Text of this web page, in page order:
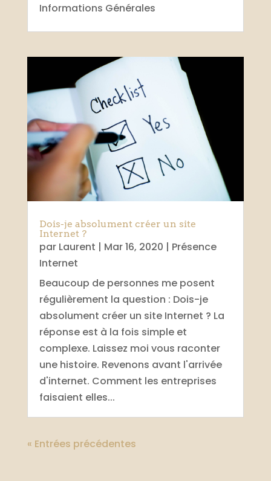
Informations Générales
Dois-je absolument créer un site
Internet ?
par Laurent | Mar 16, 2020 | Présence
Internet
Beaucoup de personnes me posent
régulièrement la question : Dois-je
absolument créer un site Internet ? La
réponse est à la fois simple et
complexe. Laissez moi vous raconter
une histoire. Revenons avant l'arrivée
d'internet. Comment les entreprises
faisaient elles...
« Entrées précédentes